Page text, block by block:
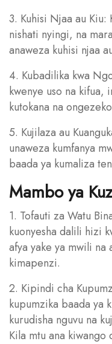
3. Kuhisi Njaa au Kiu:
nishati nyingi, na
anaweza kuhisi njaa
4. Kubadilika kwa
kwenye uso na kifua,
kutokana na
5. Kujilaza au
unaweza kumfanya
baada ya kumaliza
Mambo ya
1. Tofauti za Watu
kuonyesha dalili hizi
afya yake ya mwili
kimapenzi.
2. Kipindi cha
kupumzika baada ya
kurudisha nguvu na
Kila mtu ana kiwango